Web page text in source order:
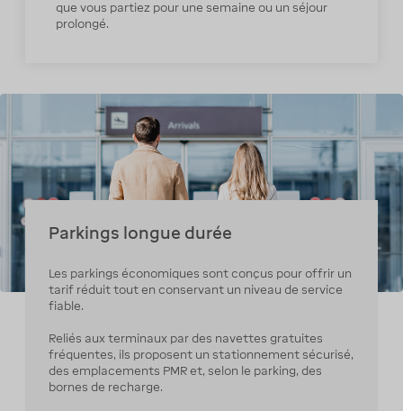
que vous partiez pour une semaine ou un séjour
prolongé.
Parkings longue durée
Les parkings économiques sont conçus pour offrir un
tarif réduit tout en conservant un niveau de service
fiable.
Reliés aux terminaux par des navettes gratuites
fréquentes, ils proposent un stationnement sécurisé,
des emplacements PMR et, selon le parking, des
bornes de recharge.